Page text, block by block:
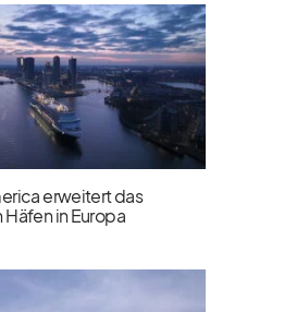
erweitert das
in Europa